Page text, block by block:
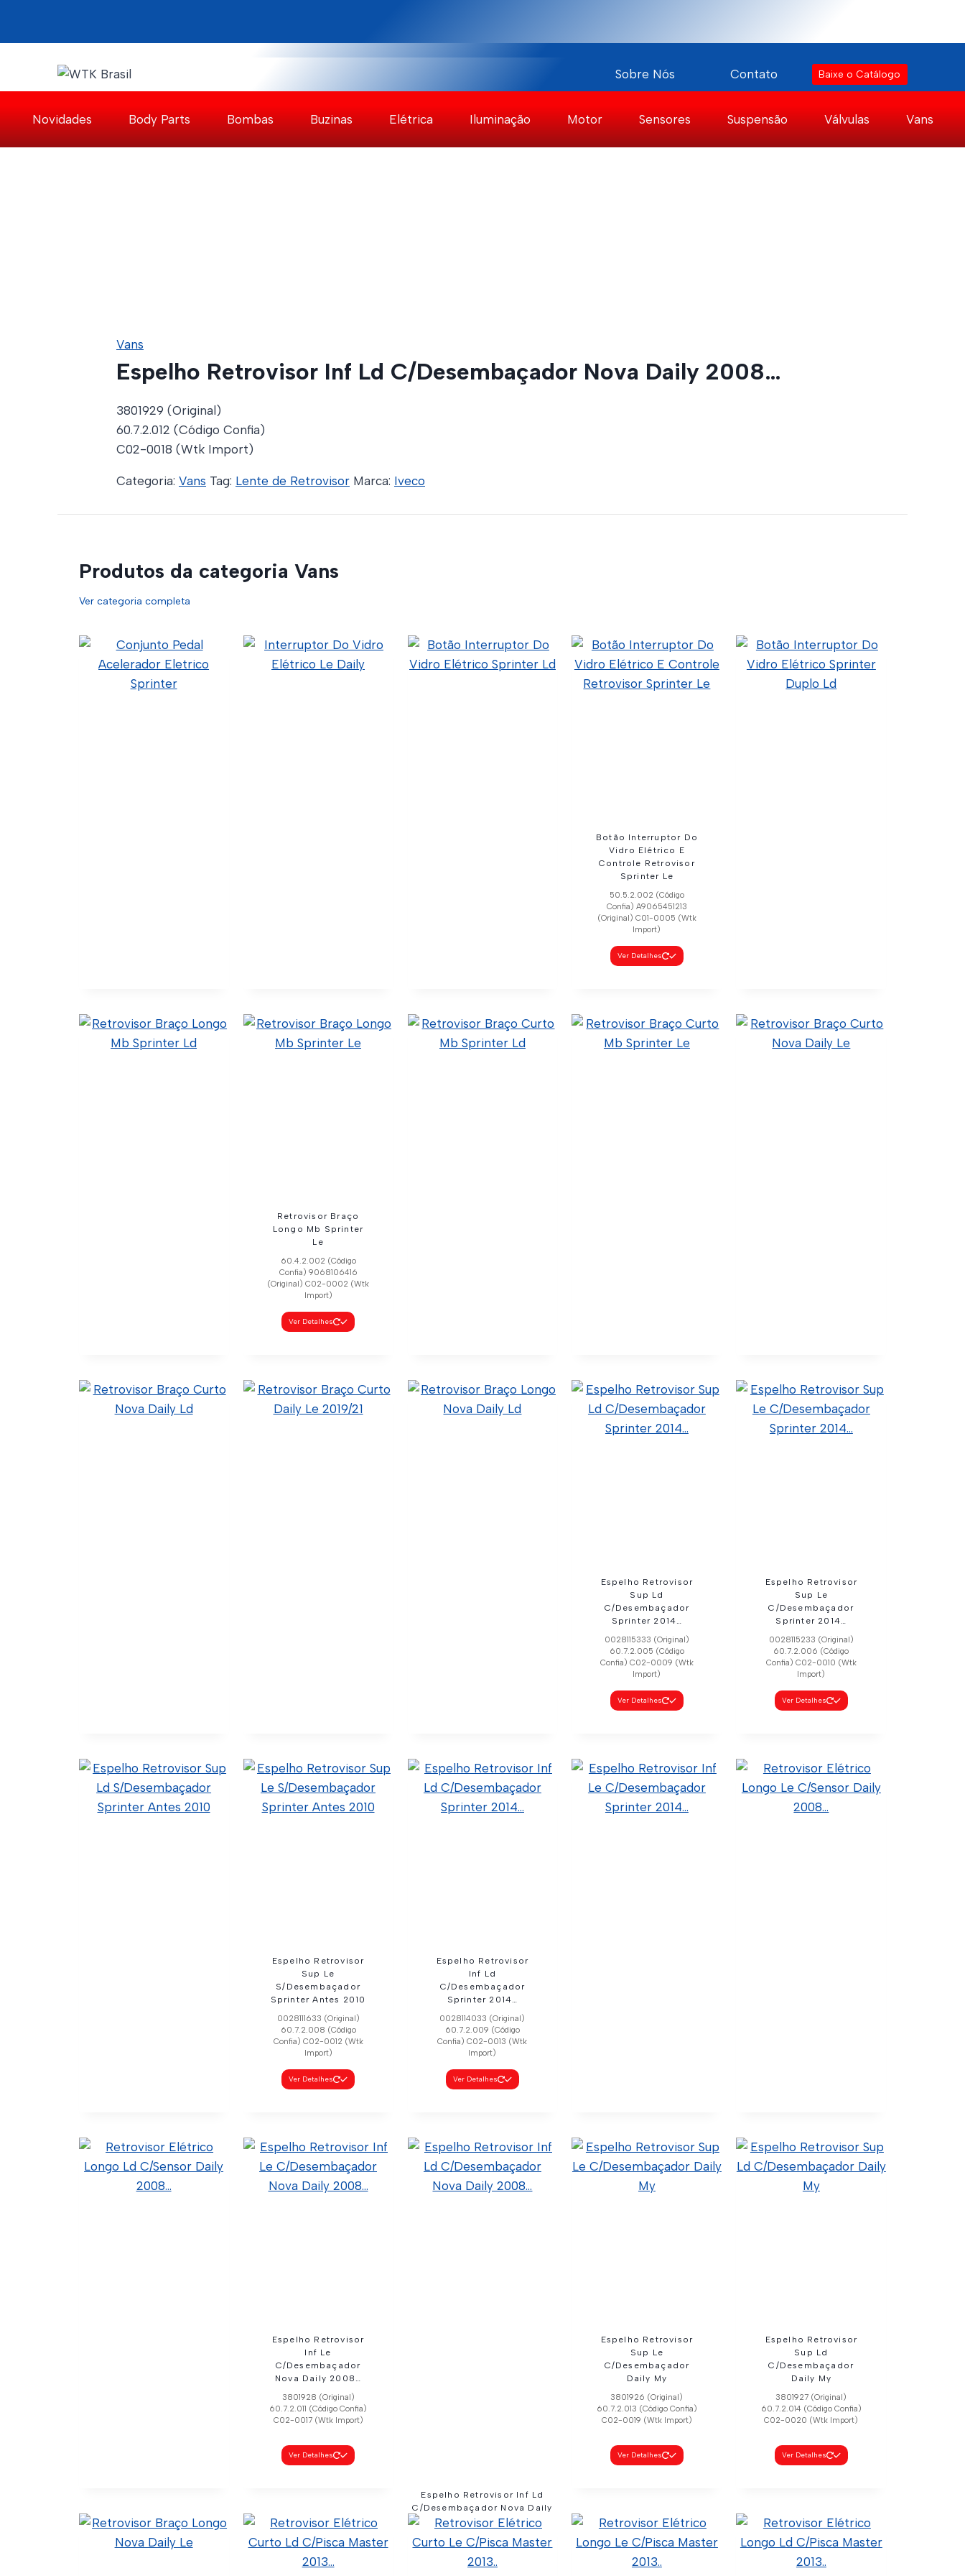
o
Sobre Nós Contato Baixe o Catálogo
Novidades Body Parts Bombas Buzinas Elétrica Iluminação Motor Sensores Suspensão Válvulas Vans
Vans
Espelho Retrovisor Inf Ld C/Desembaçador Nova Daily 2008…
3801929 (Original)
60.7.2.012 (Código Confia)
C02-0018 (Wtk Import)
Categoria: Vans Tag: Lente de Retrovisor Marca: Iveco
Produtos da categoria Vans
Ver categoria completa
Conjunto Pedal
Acelerador Eletrico
Sprinter
Interruptor Do Vidro
Elétrico Le Daily
50.5.2.004 (Código
Botão Interruptor Do
Vidro Elétrico
Sprinter Ld
Botão Interruptor Do
Vidro Elétrico E
Controle Retrovisor
Sprinter Le
50.5.2.002 (Código
Confia) A9065451213
(Original) C01-0005 (Wtk
Import)
Ver Detalhes
Botão Interruptor Do
Vidro Elétrico
Sprinter Duplo Ld
Retrovisor Braço
Longo Mb Sprinter
Ld
Retrovisor Braço
Longo Mb Sprinter
Le
60.4.2.002 (Código
Confia) 9068106416
(Original) C02-0002 (Wtk
Import)
Ver Detalhes
Retrovisor Braço
Curto Mb Sprinter Ld
60.4.2.003 (Código
Retrovisor Braço
Curto Mb Sprinter Le
60.4.2.004 (Código
Confia) 9068106016
Retrovisor Braço
Curto Nova Daily Le
5801367608 (Original)
5802031838 (Original)
Retrovisor Braço
Curto Nova Daily Ld
5801367640 (Original)
60.4.2.006 (Código
Retrovisor Braço
Curto Daily Le
2019/21
5802028036 (Original)
Retrovisor Braço
Longo Nova Daily Ld
5802029798 (Original)
60.4.2.008 (Código
Espelho Retrovisor
Sup Ld
C/Desembaçador
Sprinter 2014…
0028115333 (Original)
60.7.2.005 (Código
Confia) C02-0009 (Wtk
Import)
Ver Detalhes
Espelho Retrovisor
Sup Le
C/Desembaçador
Sprinter 2014…
0028115233 (Original)
60.7.2.006 (Código
Confia) C02-0010 (Wtk
Import)
Ver Detalhes
Espelho Retrovisor
Sup Ld
S/Desembaçador
Sprinter Antes 2010
Espelho Retrovisor
Sup Le
S/Desembaçador
Sprinter Antes 2010
0028111633 (Original)
60.7.2.008 (Código
Confia) C02-0012 (Wtk
Import)
Ver Detalhes
Espelho Retrovisor
Inf Ld
C/Desembaçador
Sprinter 2014…
0028114033 (Original)
60.7.2.009 (Código
Confia) C02-0013 (Wtk
Import)
Ver Detalhes
Espelho Retrovisor
Inf Le
C/Desembaçador
Sprinter 2014…
Retrovisor Elétrico
Longo Le C/Sensor
Daily 2008…
5801367571 (Original)
Retrovisor Elétrico
Longo Ld C/Sensor
Daily 2008…
Espelho Retrovisor
Inf Le
C/Desembaçador
Nova Daily 2008…
3801928 (Original)
60.7.2.011 (Código Confia)
C02-0017 (Wtk Import)
Ver Detalhes
Espelho Retrovisor Inf Ld
C/Desembaçador Nova Daily
2008…
3801929 (Original) 60.7.2.012 (Código
Espelho Retrovisor
Sup Le
C/Desembaçador
Daily My
3801926 (Original)
60.7.2.013 (Código Confia)
C02-0019 (Wtk Import)
Ver Detalhes
Espelho Retrovisor
Sup Ld
C/Desembaçador
Daily My
3801927 (Original)
60.7.2.014 (Código Confia)
C02-0020 (Wtk Import)
Ver Detalhes